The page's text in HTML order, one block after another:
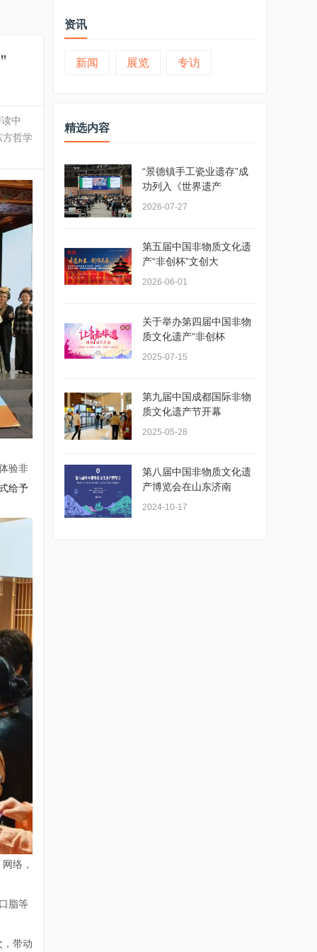
中
方哲学
验非
给予
络，
脂等
带动
资讯
新闻 展览 专访
精选内容
“景德镇手工瓷业遗存”成
功列入《世界遗产
2026-07-27
第五届中国非物质文化遗
产“非创杯”文创大
2026-06-01
关于举办第四届中国非物
质文化遗产“非创杯
2025-07-15
第九届中国成都国际非物
质文化遗产节开幕
2025-05-28
第八届中国非物质文化遗
产博览会在山东济南
2024-10-17